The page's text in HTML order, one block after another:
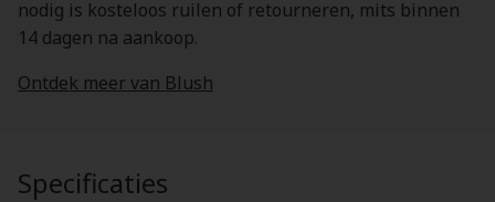
nodig is kosteloos ruilen of retourneren, mits binnen
14 dagen na aankoop.
Ontdek meer van Blush
Specificaties